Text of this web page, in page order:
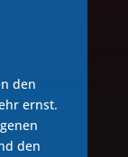
den
ernst.
den